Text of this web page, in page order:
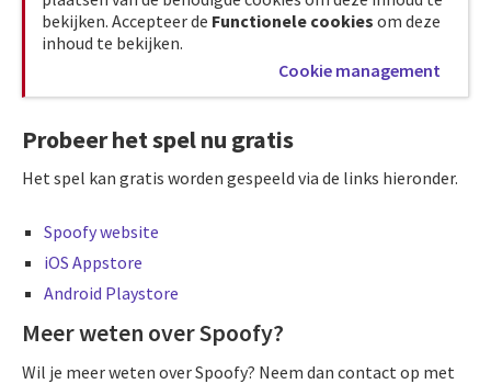
bekijken. Accepteer de Functionele cookies om deze
inhoud te bekijken.
Cookie management
Probeer het spel nu gratis
Het spel kan gratis worden gespeeld via de links hieronder.
Spoofy website
iOS Appstore
Android Playstore
Meer weten over Spoofy?
Wil je meer weten over Spoofy? Neem dan contact op met